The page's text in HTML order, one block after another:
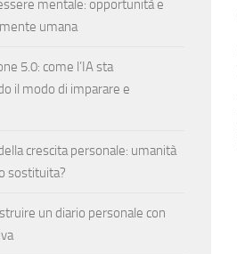
mentale: opportunità e
umana
5.0: come l’IA sta
il modo di imparare e
crescita personale: umanità
sostituita?
un diario personale con